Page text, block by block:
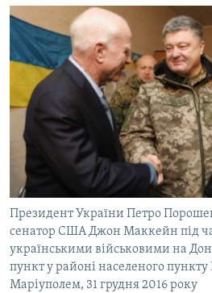
ВСЕ ЗА ДЕНЬ
СПЕЦПРОЕКТИ
ДЕПОРТАЦІЯ
ВІДЕОУРОКИ «ELIFBE»
СВІДЧЕННЯ ОКУПАЦІЇ
УКРАЇНСЬКА ПРОБЛЕМА КРИМУ
ЯК ОБІЙТИ БЛОКУВАННЯ
Русский
Qırımtatar
ДОЛУЧАЙСЯ!
Усі сайти RFE/RL
Президент України Петро
сенатор США Джон Маккейн під час
українськими військовими на
пункт у районі населеного
Маріуполем, 31 грудня 2016 року